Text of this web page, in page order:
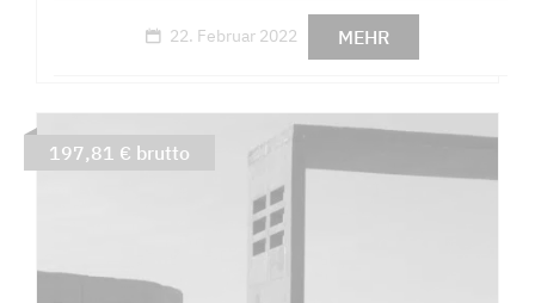
22. Februar 2022 MEHR
197,81 € brutto